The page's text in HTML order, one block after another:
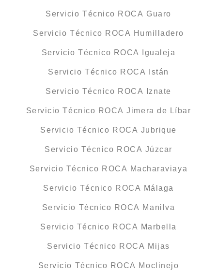
Servicio Técnico ROCA Guaro
Servicio Técnico ROCA Humilladero
Servicio Técnico ROCA Igualeja
Servicio Técnico ROCA Istán
Servicio Técnico ROCA Iznate
Servicio Técnico ROCA Jimera de Líbar
Servicio Técnico ROCA Jubrique
Servicio Técnico ROCA Júzcar
Servicio Técnico ROCA Macharaviaya
Servicio Técnico ROCA Málaga
Servicio Técnico ROCA Manilva
Servicio Técnico ROCA Marbella
Servicio Técnico ROCA Mijas
Servicio Técnico ROCA Moclinejo